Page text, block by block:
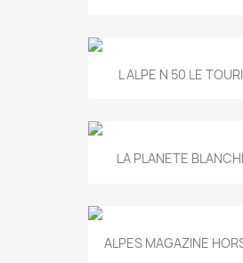
L ALPE N 50 LE
LA PLANETE
ALPES MAGAZINE